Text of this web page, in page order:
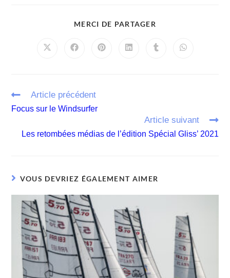
MERCI DE PARTAGER
Article précédent
Focus sur le Windsurfer
Article suivant
Les retombées médias de l’édition Spécial Gliss’ 2021
VOUS DEVRIEZ ÉGALEMENT AIMER